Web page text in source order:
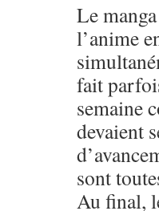
Le
l’anime
fait
semaine
devaient
sont
Au final,